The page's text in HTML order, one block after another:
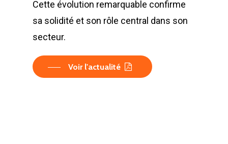
Cette évolution remarquable confirme
sa solidité et son rôle central dans son
secteur.
Voir l'actualité